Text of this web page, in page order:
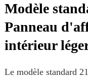
Modèle
Panneau
intérieur
Le modèle standard